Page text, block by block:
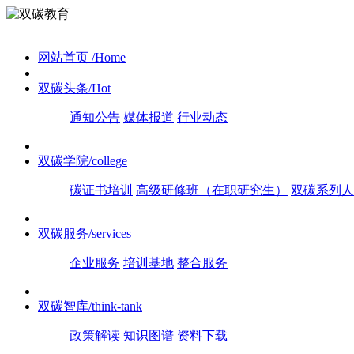
网站首页 /Home
双碳头条/Hot
通知公告 媒体报道 行业动态
双碳学院/college
碳证书培训 高级研修班（在职研究生） 双碳系列
双碳服务/services
企业服务 培训基地 整合服务
双碳智库/think-tank
政策解读 知识图谱 资料下载